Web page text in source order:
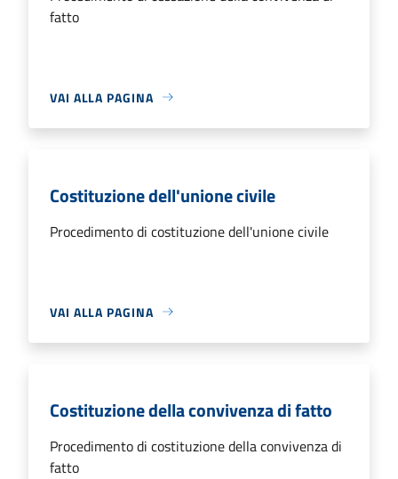
fatto
VAI ALLA PAGINA
Costituzione dell'unione civile
Procedimento di costituzione dell'unione civile
VAI ALLA PAGINA
Costituzione della convivenza di fatto
Procedimento di costituzione della convivenza di
fatto